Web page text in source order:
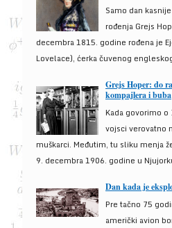
Samo dan
rođenja Grejs
decembra 1815. godine rođena je
Lovelace), ćerka čuvenog
Grejs Hoper: do
kompajlera i buba
Kada govorimo
vojsci verovatno
muškarci. Međutim, tu sliku menja
9. decembra 1906. godine u
Dan kada je
Pre tačno 75
američki avion